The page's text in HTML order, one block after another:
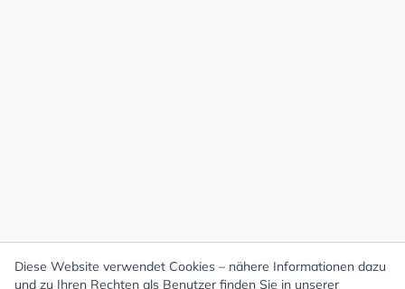
Diese Website verwendet Cookies – nähere Informationen dazu
und zu Ihren Rechten als Benutzer finden Sie in unserer